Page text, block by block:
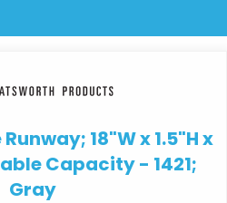
18"W x 1.5"H x
Capacity - 1421;
Gray